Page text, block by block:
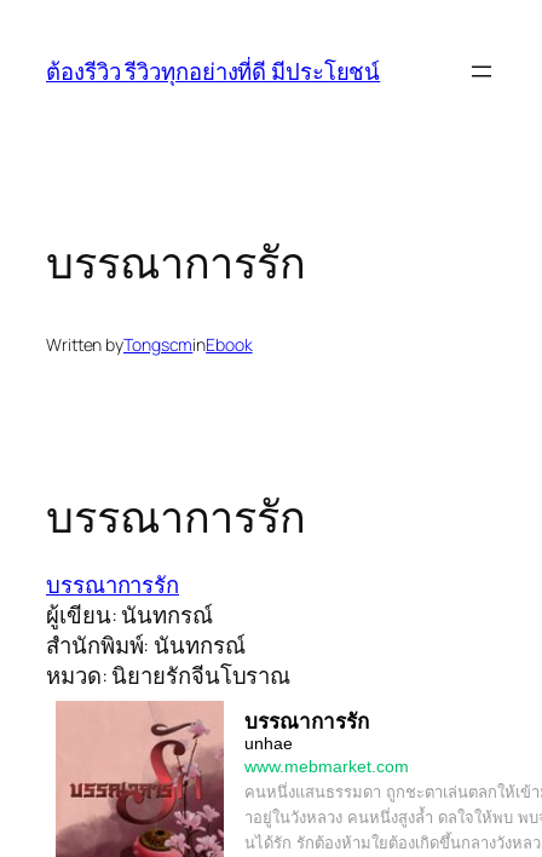
content
ต้องรีวิว รีวิวทุกอย่างที่ดี มีประโยชน์
บรรณาการรัก
Written byTongscminEbook
บรรณาการรัก
บรรณาการรัก
ผู้เขียน: นันทกรณ์
สำนักพิมพ์: นันทกรณ์
หมวด: นิยายรักจีนโบราณ